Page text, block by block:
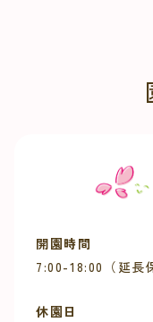
開園時間
7:00-18:00（延長
休園日